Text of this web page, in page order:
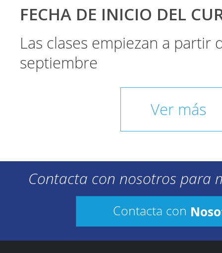
FECHA DE INICIO DEL
Las clases empiezan a partir
septiembre
Ver más
Contacta con nosotros para
Contacta con